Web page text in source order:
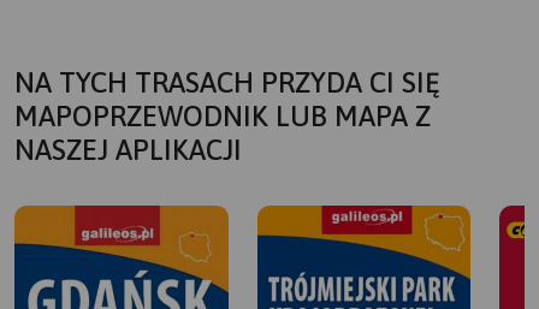
NA TYCH TRASACH PRZYDA CI SIĘ
MAPOPRZEWODNIK LUB MAPA Z
NASZEJ APLIKACJI